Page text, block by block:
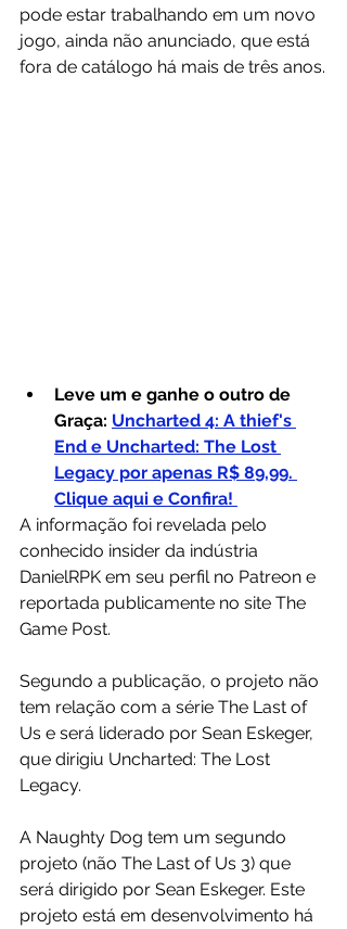
pode estar trabalhando em um novo
jogo, ainda não anunciado, que está
fora de catálogo há mais de três anos.
Leve um e ganhe o outro de
Graça: Uncharted 4: A thief's
End e Uncharted: The Lost
Legacy por apenas R$ 89,99.
Clique aqui e Confira!
A informação foi revelada pelo
conhecido insider da indústria
DanielRPK em seu perfil no Patreon e
reportada publicamente no site The
Game Post.
Segundo a publicação, o projeto não
tem relação com a série The Last of
Us e será liderado por Sean Eskeger,
que dirigiu Uncharted: The Lost
Legacy.
A Naughty Dog tem um segundo
projeto (não The Last of Us 3) que
será dirigido por Sean Eskeger. Este
projeto está em desenvolvimento há